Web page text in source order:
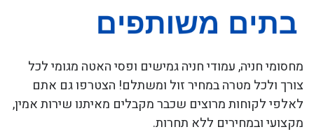
מחסומי חניה, עמודי חניה גמישים ופסי האטה מגומי לכל
צורך ולכל מטרה במחיר זול ומשתלם! הצטרפו גם אתם
לאלפי לקוחות מרוצים שכבר מקבלים מאיתנו שירות אמין,
מקצועי ובמחירים ללא תחרות.